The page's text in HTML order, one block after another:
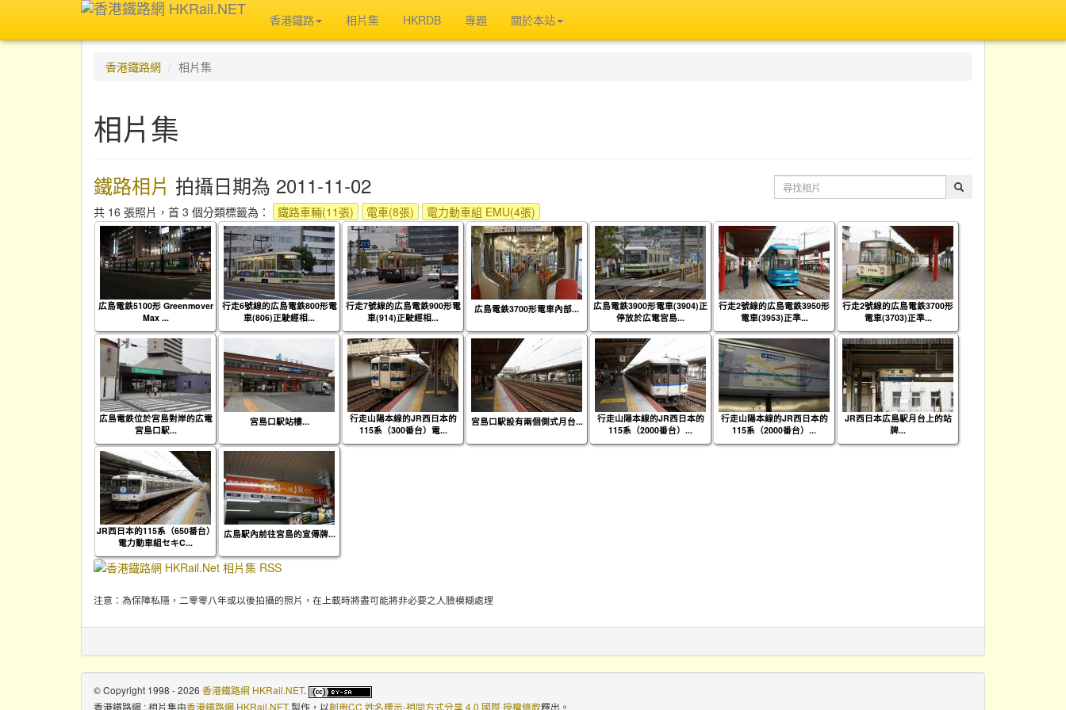
香港鐵路 相片集 HKRDB 專題 關於本站
香港鐵路網 相片集
相片集
鐵路相片 拍攝日期為 2011-11-02
共 16 張照片，首 3 個分類標籤為： 鐵路車輛(11張) 電車(8張) 電力動車組 EMU(4張)
広島電鉄5100形 Greenmover
Max ...
行走6號線的広島電鉄800形電
車(806)正駛經相...
行走7號線的広島電鉄900形電
車(914)正駛經相...
広島電鉄3700形電車內部...
広島電鉄3900形電車(3904)正
停放於広電宮島...
行走2號線的広島電鉄3950形
電車(3953)正準...
行走2號線的広島電鉄3700形
電車(3703)正準...
広島電鉄位於宮島對岸的広電
宮島口駅...
宮島口駅站樓...
行走山陽本線的JR西日本的
115系（300番台）電...
宮島口駅設有兩個側式月台...
行走山陽本線的JR西日本的
115系（2000番台）...
行走山陽本線的JR西日本的
115系（2000番台）...
JR西日本広島駅月台上的站
牌...
JR西日本的115系（650番台）
電力動車組セキC...
広島駅內前往宮島的宣傳牌...
注意：為保障私隱，二零零八年或以後拍攝的照片，在上載時將盡可能將非必要之人臉模糊處理
© Copyright 1998 - 2026 香港鐵路網 HKRail.NET.
香港鐵路網 : 相片集由香港鐵路網 HKRail.NET製作，以創用CC 姓名標示-相同方式分享 4.0 國際 授權條款釋出。